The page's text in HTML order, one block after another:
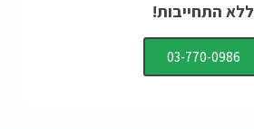
ללא התחייבות!
03-770-0986